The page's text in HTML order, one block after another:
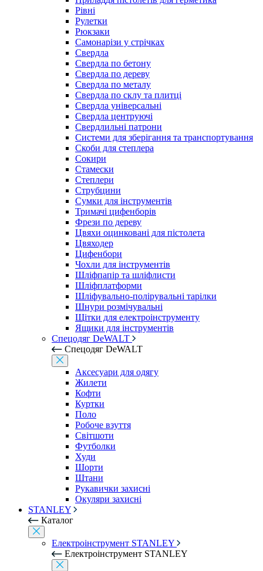
Рівні
Рулетки
Рюкзаки
Самонарізи у стрічках
Свердла
Свердла по бетону
Свердла по дереву
Свердла по металу
Свердла по склу та плитці
Свердла універсальні
Свердла центруючі
Свердлильні патрони
Системи для зберігання та транспортування
Скоби для степлера
Сокири
Стамески
Степлери
Струбцини
Сумки для інструментів
Тримачі цифенборів
Фрези по дереву
Цвяхи оцинковані для пістолета
Цвяходер
Цифенбори
Чохли для інструментів
Шліфпапір та шліфлисти
Шліфплатформи
Шліфувально-полірувальні тарілки
Шнури розмічувальні
Щітки для електроінструменту
Ящики для інструментів
Спецодяг DeWALT
Спецодяг DeWALT
Аксесуари для одягу
Жилети
Кофти
Куртки
Поло
Робоче взуття
Світшоти
Футболки
Худи
Шорти
Штани
Рукавички захисні
Окуляри захисні
STANLEY
Каталог
Електроінструмент STANLEY
Електроінструмент STANLEY